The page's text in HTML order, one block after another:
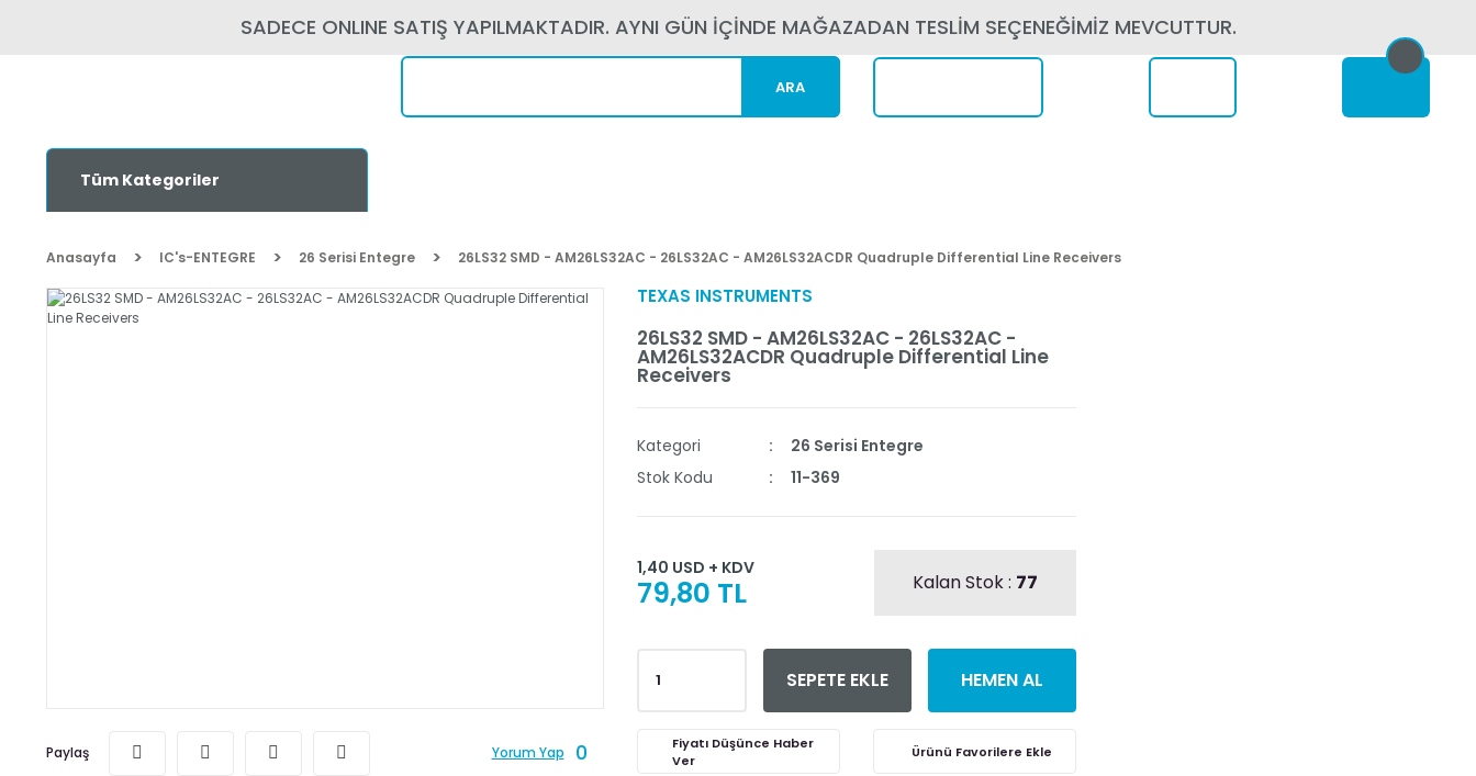
SADECE ONLINE SATIŞ YAPILMAKTADIR. AYNI GÜN İÇİNDE MAĞAZADAN TESLİM SEÇENEĞİMİZ MEVCUTTUR.
ARA
Tüm Kategoriler
Anasayfa IC's-ENTEGRE 26 Serisi Entegre 26LS32 SMD - AM26LS32AC - 26LS32AC - AM26LS32ACDR Quadruple Differential Line Receivers
Paylaş Yorum Yap 0
TEXAS INSTRUMENTS
26LS32 SMD - AM26LS32AC - 26LS32AC -
AM26LS32ACDR Quadruple Differential Line
Receivers
Kategori
26 Serisi Entegre
Stok Kodu
11-369
1,40 USD + KDV
79,80 TL Kalan Stok : 77
SEPETE EKLE HEMEN AL
Fiyatı Düşünce Haber
Ver